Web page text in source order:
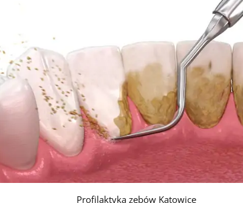
Profilaktyka zębów Katowice